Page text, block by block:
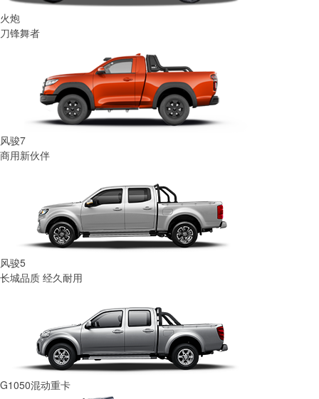
火炮
刀锋舞者
风骏7
商用新伙伴
风骏5
长城品质 经久耐用
G1050混动重卡